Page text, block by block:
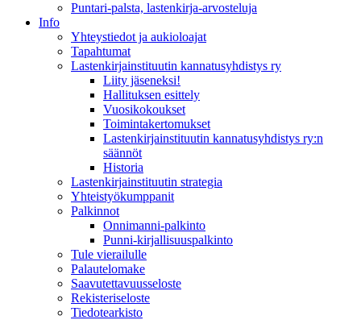
Puntari-palsta, lastenkirja-arvosteluja
Info
Yhteystiedot ja aukioloajat
Tapahtumat
Lastenkirjainstituutin kannatusyhdistys ry
Liity jäseneksi!
Hallituksen esittely
Vuosikokoukset
Toimintakertomukset
Lastenkirjainstituutin kannatusyhdistys ry:n
säännöt
Historia
Lastenkirjainstituutin strategia
Yhteistyökumppanit
Palkinnot
Onnimanni-palkinto
Punni-kirjallisuuspalkinto
Tule vierailulle
Palautelomake
Saavutettavuusseloste
Rekisteriseloste
Tiedotearkisto